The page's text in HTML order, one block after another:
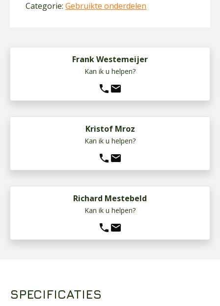
Categorie: Gebruikte onderdelen
Frank Westemeijer
Kan ik u helpen?
phone mail
Kristof Mroz
Kan ik u helpen?
phone mail
Richard Mestebeld
Kan ik u helpen?
phone mail
SPECIFICATIES